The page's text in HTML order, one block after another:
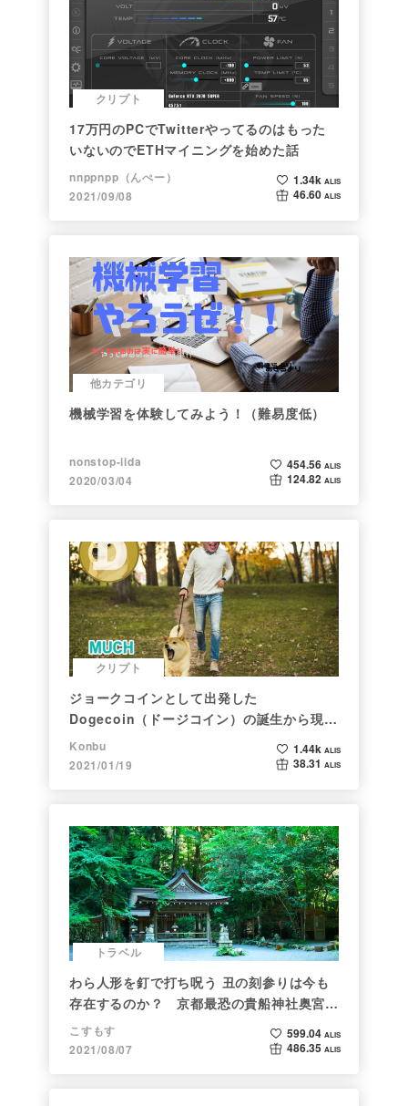
クリプト
17万円のPCでTwitterやってるのはもった
いないのでETHマイニングを始めた話
nnppnpp（んぺー）
2021/09/08
1.34k ALIS
46.60 ALIS
他カテゴリ
機械学習を体験してみよう！（難易度低）
nonstop-iida
2020/03/04
454.56 ALIS
124.82 ALIS
クリプト
ジョークコインとして出発した
Dogecoin（ドージコイン）の誕生から現在
まで。注目される非証券性🐶
Konbu
2021/01/19
1.44k ALIS
38.31 ALIS
トラベル
わら人形を釘で打ち呪う 丑の刻参りは今も
存在するのか？ 京都最恐の貴船神社奥宮を
調べた
こすもす
2021/08/07
599.04 ALIS
486.35 ALIS